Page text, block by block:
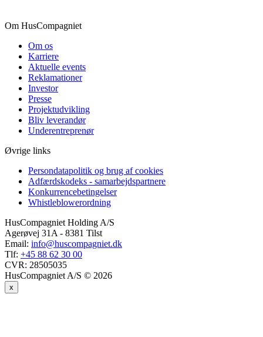
Om HusCompagniet
Om os
Karriere
Aktuelle events
Reklamationer
Investor
Presse
Projektudvikling
Bliv leverandør
Underentreprenør
Øvrige links
Persondatapolitik og brug af cookies
Adfærdskodeks - samarbejdspartnere
Konkurrencebetingelser
Whistleblowerordning
HusCompagniet Holding A/S
Agerøvej 31A - 8381 Tilst
Email: info@huscompagniet.dk
Tlf: +45 88 62 30 00
CVR: 28505035
HusCompagniet A/S © 2026
x